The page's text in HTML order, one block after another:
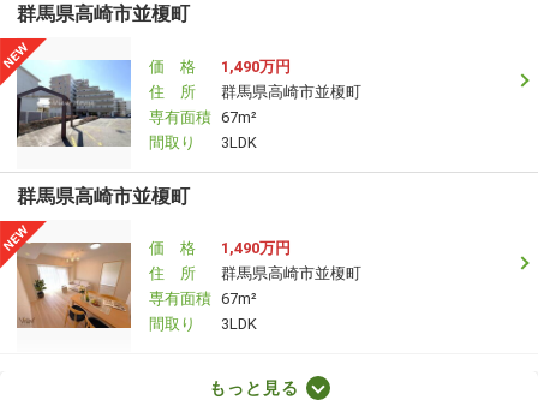
群馬県高崎市並榎町
価 格
1,490万円
住 所
群馬県高崎市並榎町
専有面積 67m²
間取り
3LDK
群馬県高崎市並榎町
価 格
1,490万円
住 所
群馬県高崎市並榎町
専有面積 67m²
間取り
3LDK
もっと見る